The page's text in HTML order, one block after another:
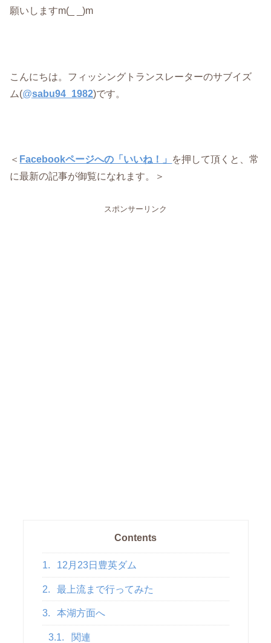
願いしますm(_ _)m
こんにちは。フィッシングトランスレーターのサブイズ
ム(@sabu94_1982)です。
＜ Facebookページへの「いいね！」 を押して頂くと、常
に最新の記事が御覧になれます。＞
スポンサーリンク
Contents
1. 12月23日豊英ダム
2. 最上流まで行ってみた
3. 本湖方面へ
3.1. 関連